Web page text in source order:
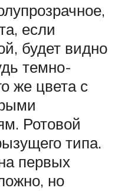
если
будет видно
темно-
же цвета с
Ротовой
типа.
первых
но